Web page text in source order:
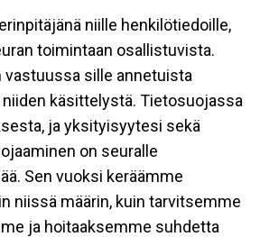
niille henkilötiedoille,
toimintaan osallistuvista.
vastuussa sille annetuista
käsittelystä. Tietosuojassa
ja yksityisyytesi sekä
on seuralle
Sen vuoksi keräämme
niissä määrin, kuin tarvitsemme
ja hoitaaksemme suhdetta